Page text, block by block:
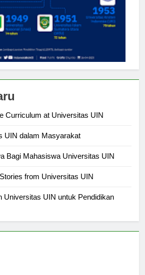
Curriculum at Universitas UIN
UIN dalam Masyarakat
Bagi Mahasiswa Universitas UIN
from Universitas UIN
Universitas UIN untuk Pendidikan